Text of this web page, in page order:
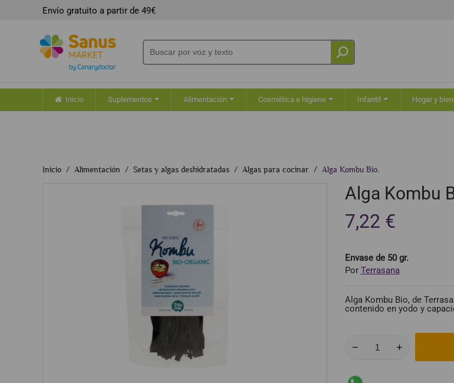
Envío gratuito a partir de 49€
Inicio Suplementos Alimentación Cosmética e higiene Infantil Hogar y
Inicio Alimentación Setas y algas deshidratadas Algas para cocinar Alga Kombu Bio.
Alga Kombu
7,22 €
Envase de 50 gr.
Por Terrasana
Alga Kombu Bio, de
contenido en yodo y